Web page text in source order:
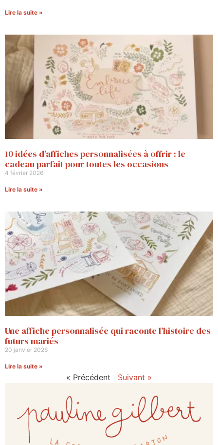
Lire la suite »
10 idées d’affiches personnalisées à offrir : le
cadeau parfait pour toutes les occasions
4 février 2026
Lire la suite »
Une affiche personnalisée qui raconte l’histoire des
futurs mariés
20 janvier 2026
Lire la suite »
« Précédent Suivant »